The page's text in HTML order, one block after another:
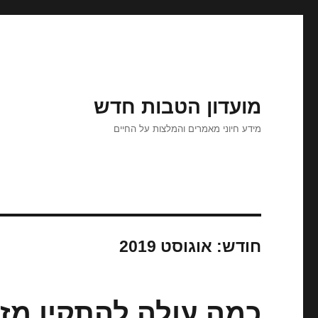
מועדון הטבות חדש
מידע חיוני מאמרים והמלצות על החיים
חודש: אוגוסט 2019